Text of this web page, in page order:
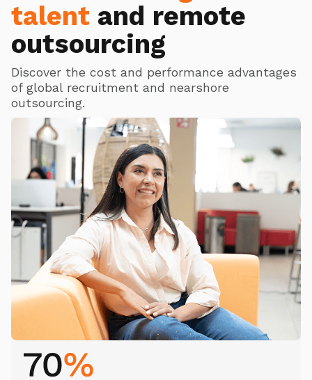
talent and remote
outsourcing
Discover the cost and performance advantages
of global recruitment and nearshore
outsourcing.